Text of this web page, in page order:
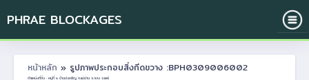
PHRAE BLOCKAGES
หน้าหลัก » รูปภาพประกอบสิ่งกีดขวาง :BPH0309006002
ตำแหน่งที่ตั้ง : หมู่ที่ 6 บ้านปงเจริญ ต.แม่ปาน อ.ลอง จ.แพร่